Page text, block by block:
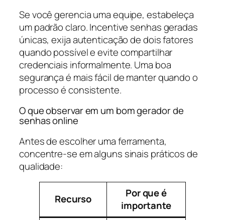
Se você gerencia uma equipe, estabeleça
um padrão claro. Incentive senhas geradas
únicas, exija autenticação de dois fatores
quando possível e evite compartilhar
credenciais informalmente. Uma boa
segurança é mais fácil de manter quando o
processo é consistente.
O que observar em um bom gerador de
senhas online
Antes de escolher uma ferramenta,
concentre-se em alguns sinais práticos de
qualidade:
Recurso
Por que é
importante